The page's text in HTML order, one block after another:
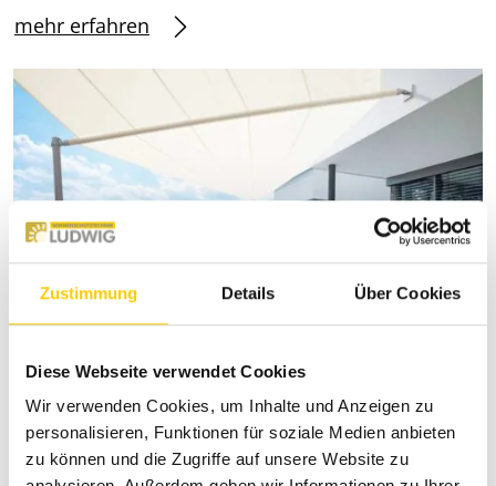
Zustimmung Details Über Cookies
Diese Webseite verwendet Cookies
Wir verwenden Cookies, um Inhalte und Anzeigen zu
personalisieren, Funktionen für soziale Medien anbieten
zu können und die Zugriffe auf unsere Website zu
mehr erfahren
Bauherren
Sie planen gerade Ihr Traumhaus? Dann sollten